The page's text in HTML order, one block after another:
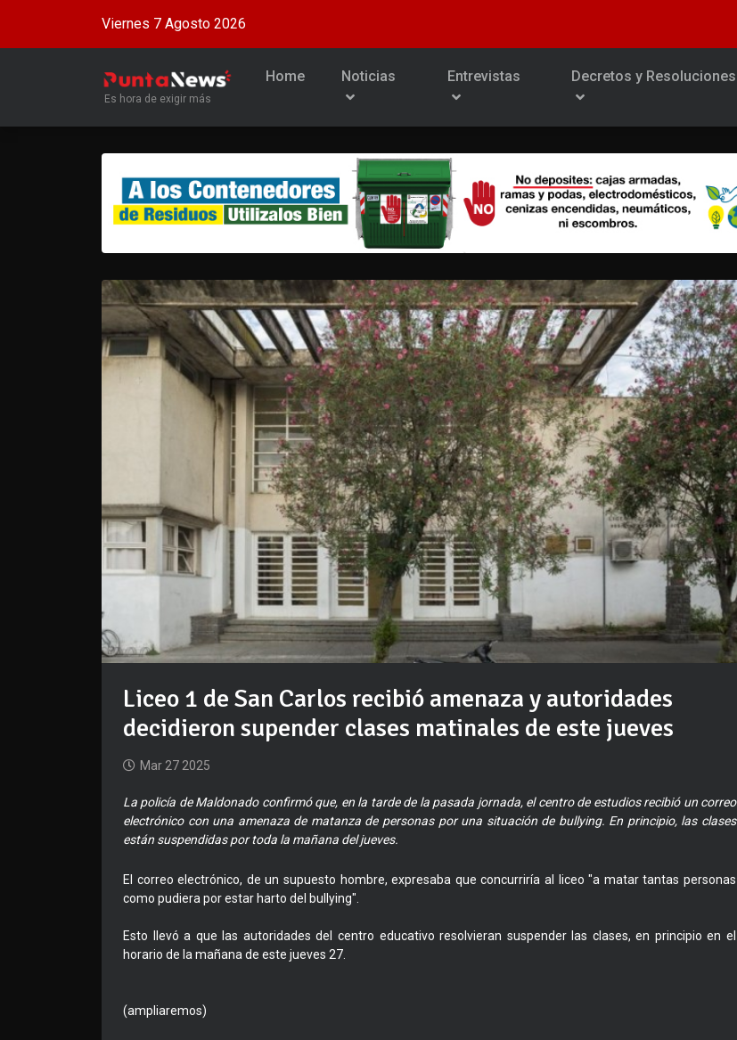
Viernes 7 Agosto 2026
Es hora de exigir más
Home Noticias Entrevistas Decretos y Resoluciones
Liceo 1 de San Carlos recibió amenaza y autoridades
decidieron supender clases matinales de este jueves
Mar 27 2025
La policía de Maldonado confirmó que, en la tarde de la pasada jornada, el centro de estudios recibió un correo
electrónico con una amenaza de matanza de personas por una situación de bullying. En principio, las clases
están suspendidas por toda la mañana del jueves.
El correo electrónico, de un supuesto hombre, expresaba que concurriría al liceo "a matar tantas personas
como pudiera por estar harto del bullying".
Esto llevó a que las autoridades del centro educativo resolvieran suspender las clases, en principio en el
horario de la mañana de este jueves 27.
(ampliaremos)